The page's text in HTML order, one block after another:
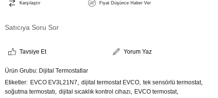
Karşılaştır Fiyat Düşünce Haber Ver
Satıcıya Soru Sor
Tavsiye Et Yorum Yaz
Ürün Grubu: Dijital Termostatlar
Etiketler
EVCO EV3L21N7, dijital termostat EVCO, tek sensörlü termostat,
soğutma termostatı, dijital sıcaklık kontrol cihazı, EVCO termostat,